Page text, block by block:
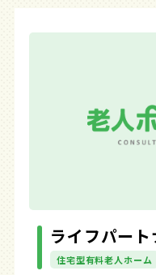
ライフパー
住宅型有料老人ホーム